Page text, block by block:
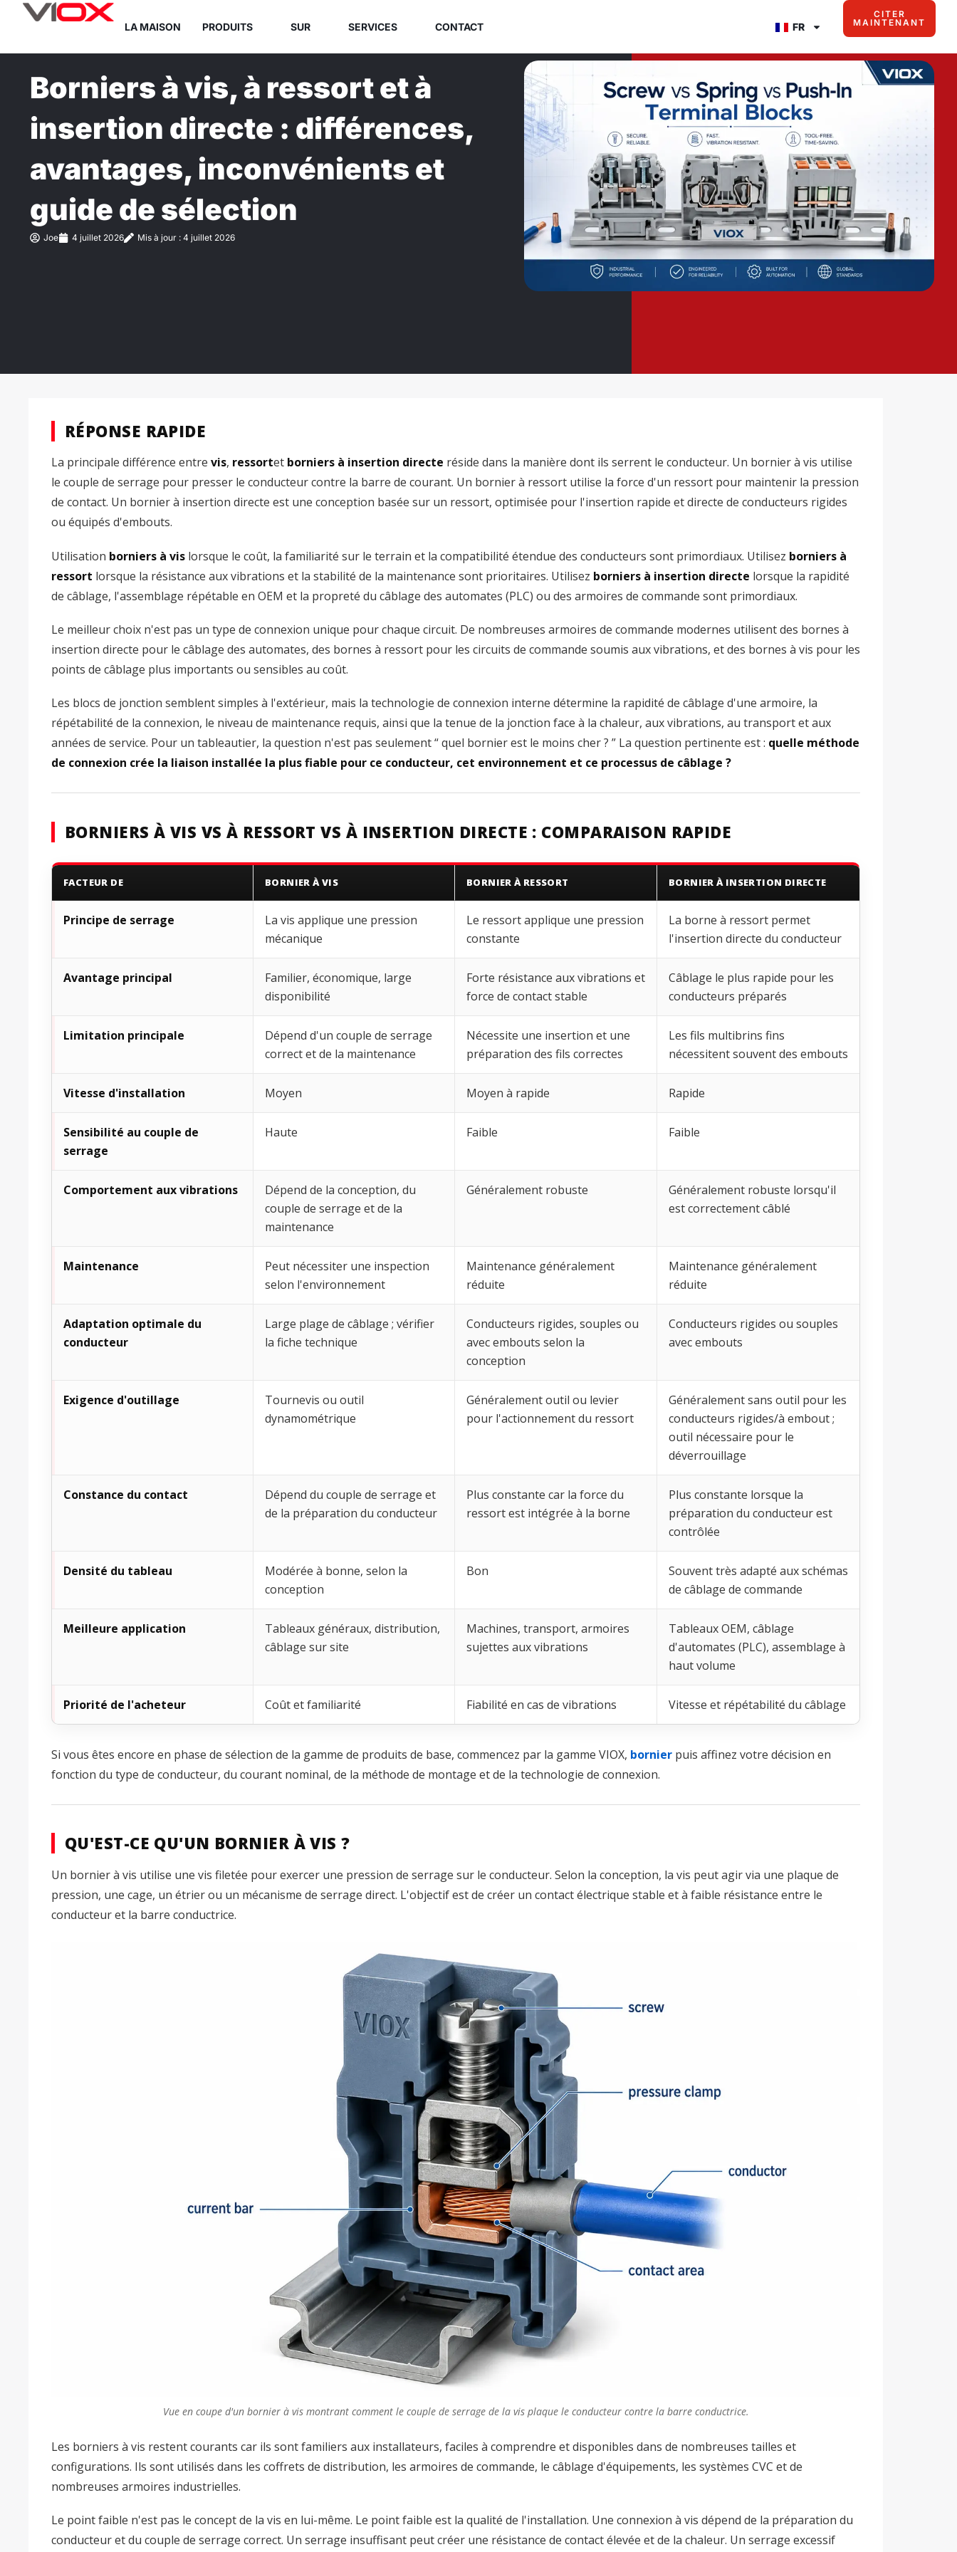
contenu
LA MAISON PRODUITS SUR SERVICES CONTACT FR
CITER
MAINTENANT
Borniers à vis, à ressort et à
insertion directe : différences,
avantages, inconvénients et
guide de sélection
Joe 4 juillet 2026 Mis à jour : 4 juillet 2026
RÉPONSE RAPIDE
La principale différence entre vis, ressortet borniers à insertion directe réside dans la manière dont ils serrent le conducteur. Un bornier à vis utilise
le couple de serrage pour presser le conducteur contre la barre de courant. Un bornier à ressort utilise la force d'un ressort pour maintenir la pression
de contact. Un bornier à insertion directe est une conception basée sur un ressort, optimisée pour l'insertion rapide et directe de conducteurs rigides
ou équipés d'embouts.
Utilisation borniers à vis lorsque le coût, la familiarité sur le terrain et la compatibilité étendue des conducteurs sont primordiaux. Utilisez borniers à
ressort lorsque la résistance aux vibrations et la stabilité de la maintenance sont prioritaires. Utilisez borniers à insertion directe lorsque la rapidité
de câblage, l'assemblage répétable en OEM et la propreté du câblage des automates (PLC) ou des armoires de commande sont primordiaux.
Le meilleur choix n'est pas un type de connexion unique pour chaque circuit. De nombreuses armoires de commande modernes utilisent des bornes à
insertion directe pour le câblage des automates, des bornes à ressort pour les circuits de commande soumis aux vibrations, et des bornes à vis pour les
points de câblage plus importants ou sensibles au coût.
Les blocs de jonction semblent simples à l'extérieur, mais la technologie de connexion interne détermine la rapidité de câblage d'une armoire, la
répétabilité de la connexion, le niveau de maintenance requis, ainsi que la tenue de la jonction face à la chaleur, aux vibrations, au transport et aux
années de service. Pour un tableautier, la question n'est pas seulement “ quel bornier est le moins cher ? ” La question pertinente est : quelle méthode
de connexion crée la liaison installée la plus fiable pour ce conducteur, cet environnement et ce processus de câblage ?
BORNIERS À VIS VS À RESSORT VS À INSERTION DIRECTE : COMPARAISON RAPIDE
FACTEUR DE BORNIER À VIS BORNIER À RESSORT BORNIER À INSERTION DIRECTE
Principe de serrage
La vis applique une pression
mécanique
Le ressort applique une pression
constante
La borne à ressort permet
l'insertion directe du conducteur
Avantage principal
Familier, économique, large
disponibilité
Forte résistance aux vibrations et
force de contact stable
Câblage le plus rapide pour les
conducteurs préparés
Limitation principale
Dépend d'un couple de serrage
correct et de la maintenance
Nécessite une insertion et une
préparation des fils correctes
Les fils multibrins fins
nécessitent souvent des embouts
Vitesse d'installation Moyen Moyen à rapide Rapide
Sensibilité au couple de
serrage
Haute Faible Faible
Comportement aux vibrations
Dépend de la conception, du
couple de serrage et de la
maintenance
Généralement robuste
Généralement robuste lorsqu'il
est correctement câblé
Maintenance
Peut nécessiter une inspection
selon l'environnement
Maintenance généralement
réduite
Maintenance généralement
réduite
Adaptation optimale du
conducteur
Large plage de câblage ; vérifier
la fiche technique
Conducteurs rigides, souples ou
avec embouts selon la
conception
Conducteurs rigides ou souples
avec embouts
Exigence d'outillage
Tournevis ou outil
dynamométrique
Généralement outil ou levier
pour l'actionnement du ressort
Généralement sans outil pour les
conducteurs rigides/à embout ;
outil nécessaire pour le
déverrouillage
Constance du contact
Dépend du couple de serrage et
de la préparation du conducteur
Plus constante car la force du
ressort est intégrée à la borne
Plus constante lorsque la
préparation du conducteur est
contrôlée
Densité du tableau
Modérée à bonne, selon la
conception
Bon
Souvent très adapté aux schémas
de câblage de commande
Meilleure application
Tableaux généraux, distribution,
câblage sur site
Machines, transport, armoires
sujettes aux vibrations
Tableaux OEM, câblage
d'automates (PLC), assemblage à
haut volume
Priorité de l'acheteur Coût et familiarité Fiabilité en cas de vibrations Vitesse et répétabilité du câblage
Si vous êtes encore en phase de sélection de la gamme de produits de base, commencez par la gamme VIOX, bornier puis affinez votre décision en
fonction du type de conducteur, du courant nominal, de la méthode de montage et de la technologie de connexion.
QU'EST-CE QU'UN BORNIER À VIS ?
Un bornier à vis utilise une vis filetée pour exercer une pression de serrage sur le conducteur. Selon la conception, la vis peut agir via une plaque de
pression, une cage, un étrier ou un mécanisme de serrage direct. L'objectif est de créer un contact électrique stable et à faible résistance entre le
conducteur et la barre conductrice.
Vue en coupe d'un bornier à vis montrant comment le couple de serrage de la vis plaque le conducteur contre la barre conductrice.
Les borniers à vis restent courants car ils sont familiers aux installateurs, faciles à comprendre et disponibles dans de nombreuses tailles et
configurations. Ils sont utilisés dans les coffrets de distribution, les armoires de commande, le câblage d'équipements, les systèmes CVC et de
nombreuses armoires industrielles.
Le point faible n'est pas le concept de la vis en lui-même. Le point faible est la qualité de l'installation. Une connexion à vis dépend de la préparation du
conducteur et du couple de serrage correct. Un serrage insuffisant peut créer une résistance de contact élevée et de la chaleur. Un serrage excessif